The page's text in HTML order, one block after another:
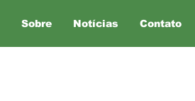
Sobre Notícias Contato